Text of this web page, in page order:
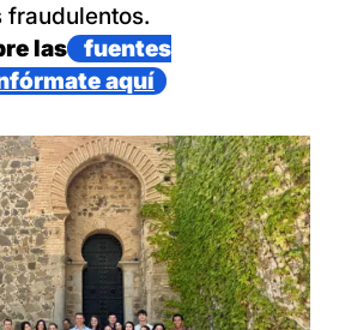
las
fuentes
aquí